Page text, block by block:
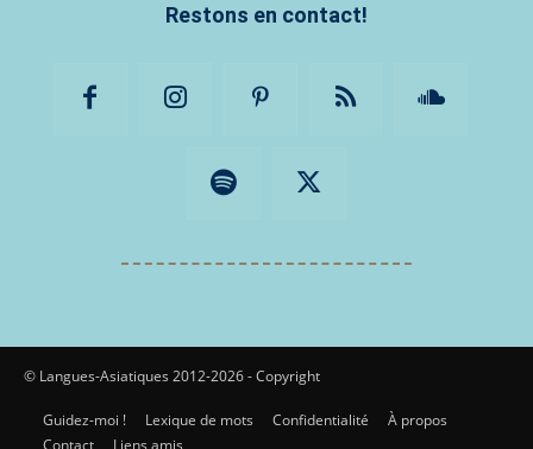
Restons en contact!
© Langues-Asiatiques 2012-2026 - Copyright
Guidez-moi ! Lexique de mots Confidentialité
À propos
Contact
Liens amis